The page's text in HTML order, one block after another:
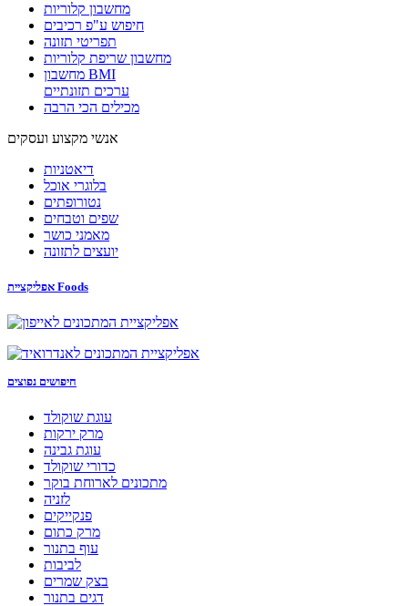
מחשבון קלוריות
חיפוש ע"פ רכיבים
תפריטי תזונה
מחשבון שריפת קלוריות
מחשבון BMI
ערכים תזונתיים
מכילים הכי הרבה
אנשי מקצוע ועסקים
דיאטניות
בלוגרי אוכל
נטורופתים
שפים וטבחים
מאמני כושר
יועצים לתזונה
אפליקציית Foods
חיפושים נפוצים
עוגת שוקולד
מרק ירקות
עוגת גבינה
כדורי שוקולד
מתכונים לארוחת בוקר
לזניה
פנקייקים
מרק כתום
עוף בתנור
לביבות
בצק שמרים
דגים בתנור